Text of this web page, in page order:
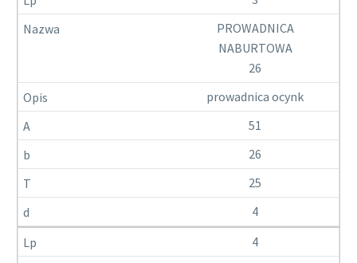
PROWADNICA
NABURTOWA
26
prowadnica ocynk
51
26
25
4
4